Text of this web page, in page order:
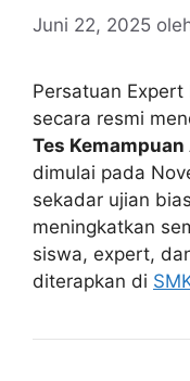
Juni 22, 2025
Persatuan Expert
secara resmi
Tes
dimulai pada
sekadar ujian
meningkatkan
siswa, expert,
diterapkan di